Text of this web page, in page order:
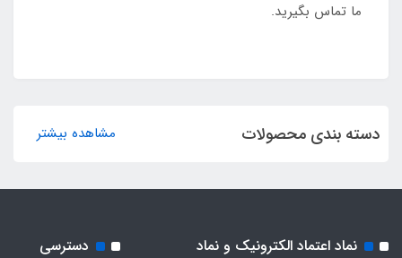
ما تماس بگیرید.
دسته بندی محصولات مشاهده بیشتر
نماد اعتماد الکترونیک و نماد
دسترسی